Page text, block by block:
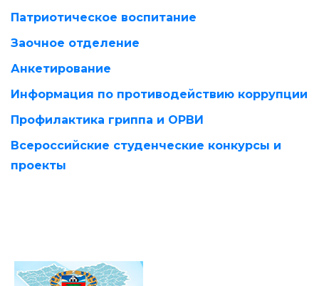
Патриотическое воспитание
Заочное отделение
Анкетирование
Информация по противодействию коррупции
Профилактика гриппа и ОРВИ
Всероссийские студенческие конкурсы и
проекты